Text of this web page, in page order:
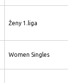
Ženy 1.liga
Women Singles